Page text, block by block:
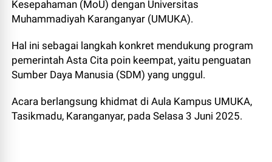
Kesepahaman (MoU) dengan Universitas
Muhammadiyah Karanganyar (UMUKA).
Hal ini sebagai langkah konkret mendukung program
pemerintah Asta Cita poin keempat, yaitu penguatan
Sumber Daya Manusia (SDM) yang unggul.
Acara berlangsung khidmat di Aula Kampus UMUKA,
Tasikmadu, Karanganyar, pada Selasa 3 Juni 2025.